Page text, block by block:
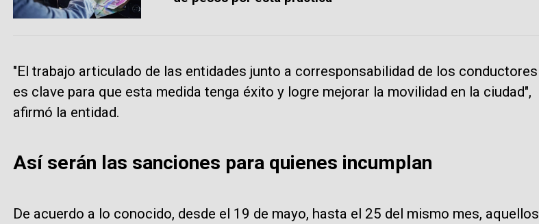
"El trabajo articulado de las entidades junto a corresponsabilidad de los conductores
es clave para que esta medida tenga éxito y logre mejorar la movilidad en la ciudad",
afirmó la entidad.
Así serán las sanciones para quienes incumplan
De acuerdo a lo conocido, desde el 19 de mayo, hasta el 25 del mismo mes, aquellos